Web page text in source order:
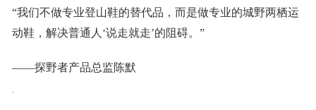
“我们不做专业登山鞋的替代品，而是做专业的城野两栖运
动鞋，解决普通人‘说走就走’的阻碍。”
——探野者产品总监陈默